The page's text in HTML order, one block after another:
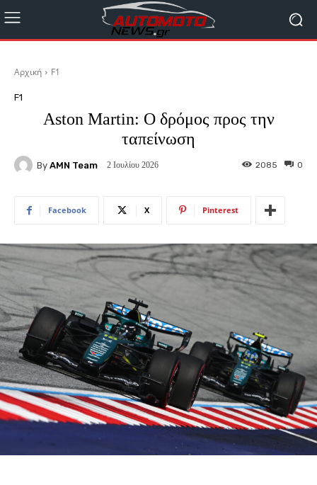
Αρχική F1
F1
Aston Martin: Ο δρόμος προς την
ταπείνωση
By AMN Team 2 Ιουλίου 2026 0
2085
Facebook X Pinterest